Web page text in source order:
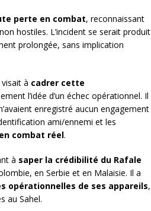
perte en combat, reconnaissant
hostiles. L’incident se serait produit
prolongée, sans implication
à cadrer cette
l’idée d’un échec opérationnel. Il
enregistré aucun engagement
ami/ennemi et les
combat réel.
à saper la crédibilité du Rafale
en Serbie et en Malaisie. Il a
opérationnelles de ses appareils,
au Sahel.